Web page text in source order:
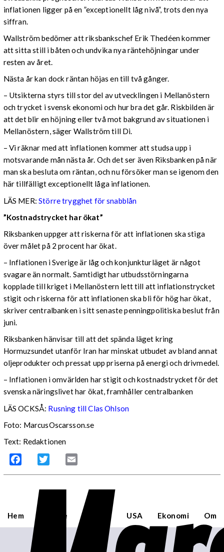
inflationen ligger på en ”exceptionellt låg nivå”, trots den nya
siffran.
Wallström bedömer att riksbankschef Erik Thedéen kommer
att sitta still i båten och undvika nya räntehöjningar under
resten av året.
Nästa år kan dock räntan höjas en till två gånger.
– Utsikterna styrs till stor del av utvecklingen i Mellanöstern
och trycket i svensk ekonomi och hur bra det går. Riskbilden är
att det blir en höjning eller två mot bakgrund av situationen i
Mellanöstern, säger Wallström till Di.
– Vi räknar med att inflationen kommer att studsa upp i
motsvarande mån nästa år. Och det ser även Riksbanken på när
man ska besluta om räntan, och nu försöker man se igenom den
här tillfälligt exceptionellt låga inflationen.
LÄS MER:Större trygghet för snabblån
”Kostnadstrycket har ökat”
Riksbanken uppger att riskerna för att inflationen ska stiga
över målet på 2 procent har ökat.
– Inflationen i Sverige är låg och konjunkturläget är något
svagare än normalt. Samtidigt har utbudsstörningarna
kopplade till kriget i Mellanöstern lett till att inflationstrycket
stigit och riskerna för att inflationen ska bli för hög har ökat,
skriver centralbanken i sitt senaste penningpolitiska beslut från
juni.
Riksbanken hänvisar till att det spända läget kring
Hormuzsundet utanför Iran har minskat utbudet av bland annat
oljeprodukter och pressat upp priserna på energi och drivmedel.
– Inflationen i omvärlden har stigit och kostnadstrycket för det
svenska näringslivet har ökat, framhåller centralbanken
LÄS OCKSÅ: Rusning till Clas Ohlson
Foto: MarcusOscarsson.se
Text: Redaktionen
Facebook Twitter
Hem Sverige Världen USA Ekonomi Om